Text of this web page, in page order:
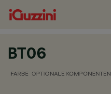
BT06
FARBE OPTIONALE KOMPONENTEN